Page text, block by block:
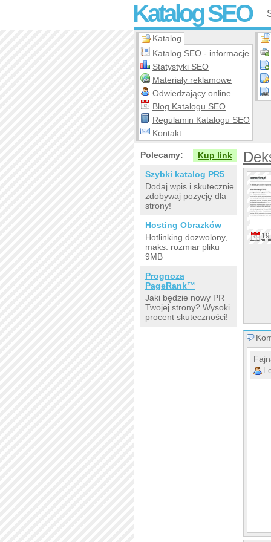
Katalog SEO
Katalog
Katalog SEO - informacje
Statystyki SEO
Materiały reklamowe
Odwiedzający online
Blog Katalogu SEO
Regulamin Katalogu SEO
Kontakt
19
Polecamy:
Kup link
Szybki katalog PR5
Dodaj wpis i skutecznie
zdobywaj pozycję dla
strony!
Hosting Obrazków
Hotlinking dozwolony,
maks. rozmiar pliku
9MB
Prognoza
PageRank™
Jaki będzie nowy PR
Twojej strony? Wysoki
procent skuteczności!